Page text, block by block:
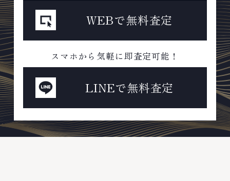
WEBで無料査定
スマホから気軽に即査定可能！
LINEで無料査定